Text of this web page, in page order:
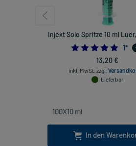
Injekt Solo Spritze 10 ml
5.0
1*
13,20 €
inkl. MwSt. zzgl.
Lieferbar
In den